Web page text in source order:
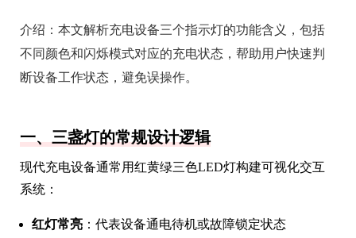
介绍： 本文解析充电设备三个指示灯的功能含义，包括
不同颜色和闪烁模式对应的充电状态，帮助用户快速判
断设备工作状态，避免误操作。
一、三盏灯的常规设计逻辑
现代充电设备通常用红黄绿三色LED灯构建可视化交互
系统：
红灯常亮 ：代表设备通电待机或故障锁定状态